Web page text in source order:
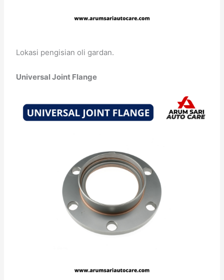
Lokasi pengisian oli gardan.
Universal Joint Flange